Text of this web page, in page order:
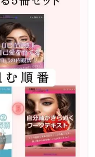
プレッスン 20名様
月フルサポート 累計
動を開始